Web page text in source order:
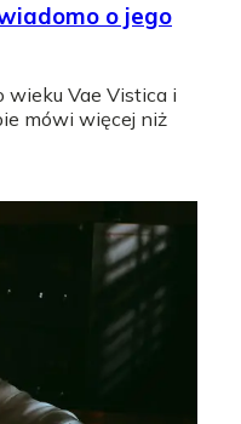
o jego
wieku Vae Vistica i
mówi więcej niż